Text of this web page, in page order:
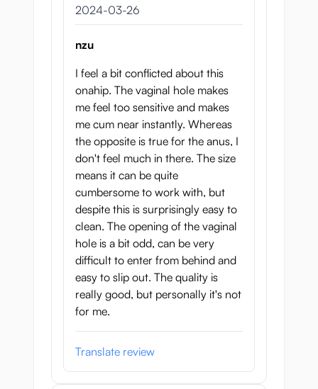
26 mars 2024
2024-03-26
nzu
I feel a bit conflicted about this
onahip. The vaginal hole makes
me feel too sensitive and makes
me cum near instantly. Whereas
the opposite is true for the anus, I
don't feel much in there. The size
means it can be quite
cumbersome to work with, but
despite this is surprisingly easy to
clean. The opening of the vaginal
hole is a bit odd, can be very
difficult to enter from behind and
easy to slip out. The quality is
really good, but personally it's not
for me.
Translate review